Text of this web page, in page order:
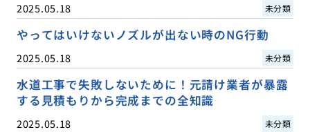
2025.05.18 未分類
やってはいけないノズルが出ない時のNG行動
2025.05.18 未分類
水道工事で失敗しないために！元請け業者が暴露
する見積もりから完成までの全知識
2025.05.18 未分類